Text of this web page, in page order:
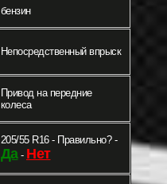
бензин
Непосредственный впрыск
Привод на передние
колеса
205/55 R16 - Правильно? -
Да- Нет